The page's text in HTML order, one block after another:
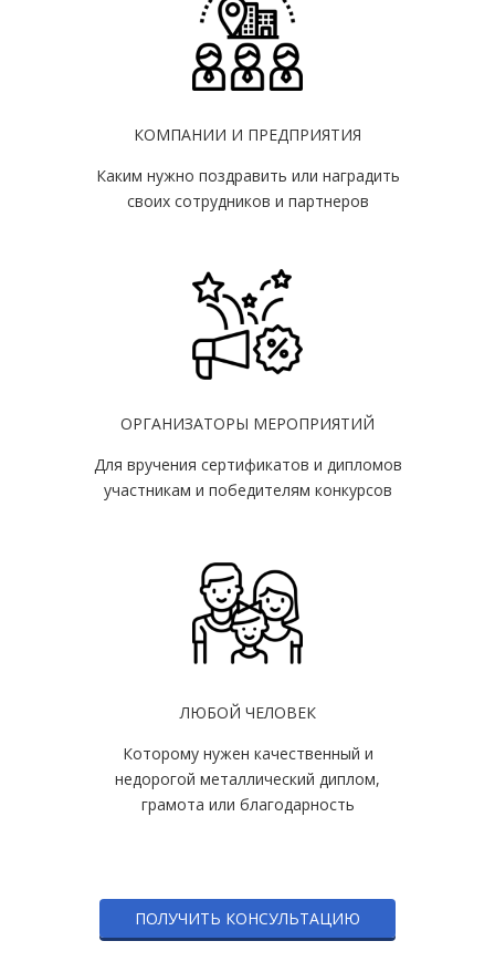
КОМПАНИИ И ПРЕДПРИЯТИЯ
Каким нужно поздравить или наградить
своих сотрудников и партнеров
ОРГАНИЗАТОРЫ МЕРОПРИЯТИЙ
Для вручения сертификатов и дипломов
участникам и победителям конкурсов
ЛЮБОЙ ЧЕЛОВЕК
Которому нужен качественный и
недорогой металлический диплом,
грамота или благодарность
ПОЛУЧИТЬ КОНСУЛЬТАЦИЮ